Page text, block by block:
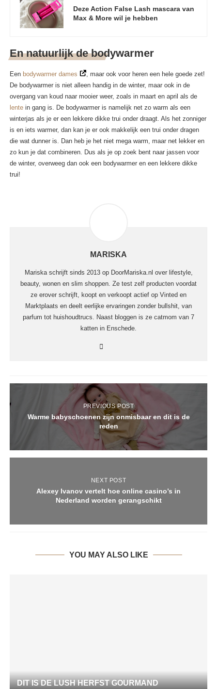
Deze Action False Lash mascara van
Max & More wil je hebben
En natuurlijk de bodywarmer
Een bodywarmer dames
, maar ook voor heren een hele goede zet!
De bodywarmer is niet alleen handig in de winter, maar ook in de
overgang van koud naar mooier weer, zoals in maart en april als de
lente in gang is. De bodywarmer is namelijk net zo warm als een
winterjas als je er een lekkere dikke trui onder draagt. Als het zonniger
is en iets warmer, dan kan je er ook makkelijk een trui onder dragen
die wat dunner is. Dan heb je het niet mega warm, maar net lekker en
zo kun je dat combineren. Dus als je op zoek bent naar jassen voor
de winter, overweeg dan ook een bodywarmer en een lekkere dikke
trui!
MARISKA
Mariska schrijft sinds 2013 op DoorMariska.nl over lifestyle,
beauty, wonen en slim shoppen. Ze test zelf producten voordat
ze erover schrijft, koopt en verkoopt actief op Vinted en
Marktplaats en deelt eerlijke ervaringen zonder bullshit, van
parfum tot huishoudtrucs. Naast bloggen is ze catmom van 7
katten in Enschede.
PREVIOUS POST
Warme babyschoenen zijn onmisbaar en dit is de
reden
NEXT POST
Alexey Ivanov vertelt hoe online casino’s in
Nederland worden gerangschikt
YOU MAY ALSO LIKE
DIT IS DE LUSH HERFST GOURMAND